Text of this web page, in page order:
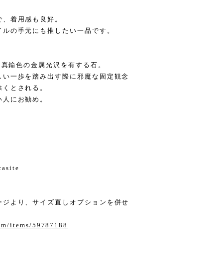
着用感も良好。
の手元にも推したい一品です。
鍮色の金属光沢を有する石。
一歩を踏み出す際に邪魔な固定観念
とされる。
にお勧め。
より、サイズ直しオプションを併せ
items/59787188